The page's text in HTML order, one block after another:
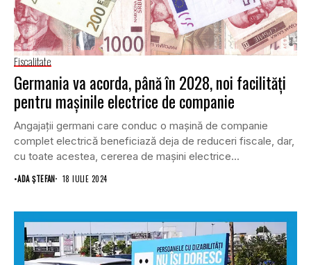
Fiscalitate
Germania va acorda, până în 2028, noi facilități
pentru mașinile electrice de companie
Angajații germani care conduc o mașină de companie
complet electrică beneficiază deja de reduceri fiscale, dar,
cu toate acestea, cererea de mașini electrice...
•ADA ȘTEFAN 18 IULIE 2024